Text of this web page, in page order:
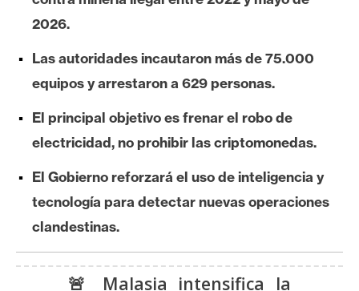
u
I
A
A
n
á
l
i
s
2026.
Las autoridades incautaron más de 75.000
equipos y arrestaron a 629 personas.
El principal objetivo es frenar el robo de
electricidad, no prohibir las criptomonedas.
El Gobierno reforzará el uso de inteligencia y
tecnología para detectar nuevas operaciones
clandestinas.
🚨 Malasia intensifica la